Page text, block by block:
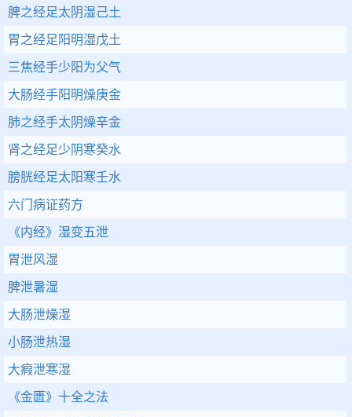
脾之经足太阴湿己土
胃之经足阳明湿戊土
三焦经手少阳为父气
大肠经手阳明燥庚金
肺之经手太阴燥辛金
肾之经足少阴寒癸水
膀胱经足太阳寒壬水
六门病证药方
《内经》湿变五泄
胃泄风湿
脾泄暑湿
大肠泄燥湿
小肠泄热湿
大瘕泄寒湿
《金匮》十全之法